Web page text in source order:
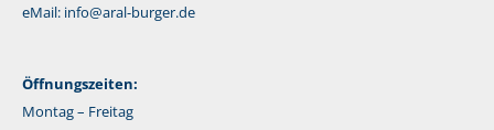
eMail: info@aral-burger.de
Öffnungszeiten:
Montag – Freitag